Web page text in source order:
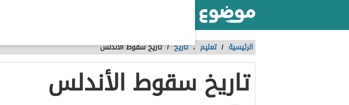
الرئيسية / تعليم ،تاريخ /تاريخ سقوط الأندلس
تاريخ سقوط الأندلس